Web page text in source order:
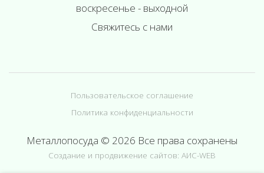
воскресенье - выходной
Свяжитесь с нами
Пользовательское соглашение
Политика конфиденциальности
Металлопосуда © 2026 Все права сохранены
Создание и продвижение сайтов: АИС-WEB